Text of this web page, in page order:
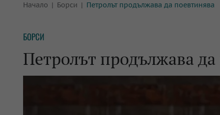
БОРСИ
КРИПТО
БАНКИ
ПАРИТЕ
ИМОТИ
Начало Борси Петролът продължава да поевтинява
БОРСИ
Петролът продължава